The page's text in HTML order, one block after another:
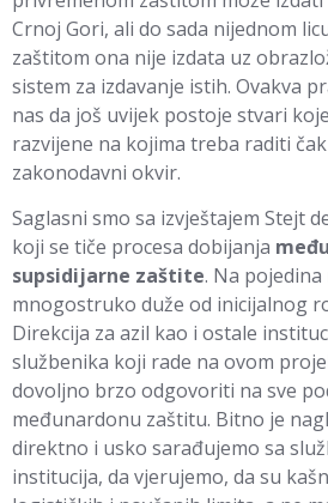
Crnoj Gori, ali do sada nijednom
zaštitom ona nije izdata uz
sistem za izdavanje istih. Ovakva
nas da još uvijek postoje stvari
razvijene na kojima treba raditi
zakonodavni okvir.
Saglasni smo sa izvještajem Stejt
koji se tiče procesa dobijanja
supsidijarne zaštite. Na
mnogostruko duže od inicijalnog
Direkcija za azil kao i ostale
službenika koji rade na ovom
dovoljno brzo odgovoriti na sve
međunardonu zaštitu. Bitno je
direktno i usko sarađujemo sa
institucija, da vjerujemo, da su